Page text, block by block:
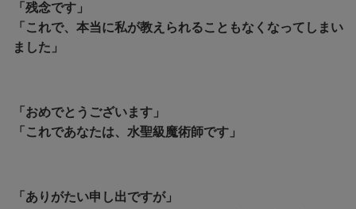
「残念です」
「これで、本当に私が教えられることもなくなってしまい
ました」
「おめでとうございます」
「これであなたは、水聖級魔術師です」
「ありがたい申し出ですが」